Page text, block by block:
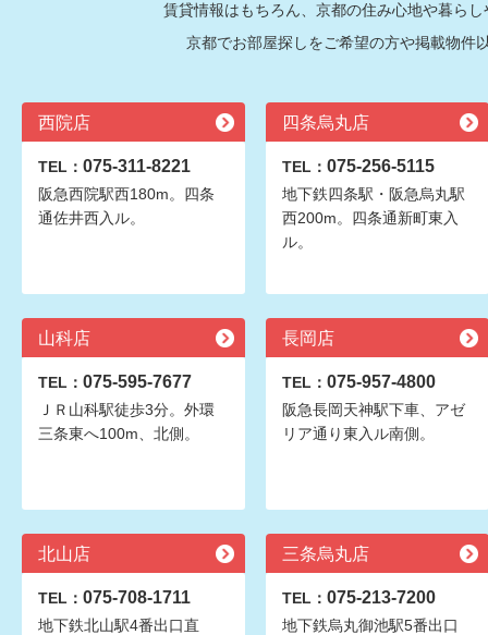
賃貸情報はもちろん、京都の住み心地や暮ら
京都でお部屋探しをご希望の方や掲載物件
西院店
TEL： 075-311-8221
阪急西院駅西180m。四条
通佐井西入ル。
四条烏丸店
TEL： 075-256-5115
地下鉄四条駅・阪急烏丸駅
西200m。四条通新町東入
ル。
山科店
TEL： 075-595-7677
ＪＲ山科駅徒歩3分。外環
三条東へ100m、北側。
長岡店
TEL： 075-957-4800
阪急長岡天神駅下車、アゼ
リア通り東入ル南側。
北山店
TEL： 075-708-1711
地下鉄北山駅4番出口直
三条烏丸店
TEL： 075-213-7200
地下鉄烏丸御池駅5番出口